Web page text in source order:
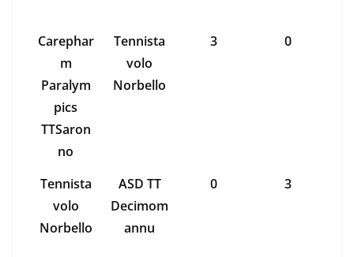
Carephar
m
Paralym
pics
TTSaron
no
Tennista
volo
Norbello
3 0
Tennista
volo
Norbello
ASD TT
Decimom
annu
0 3